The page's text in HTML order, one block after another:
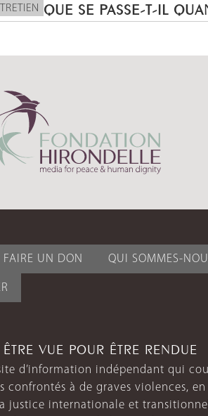
QUE SE PASSE-T-IL
FAIRE UN DON QUI SOMMES-
ÊTRE VUE POUR ÊTRE RENDUE
d’information indépendant qui
confrontés à de graves violences,
justice internationale et